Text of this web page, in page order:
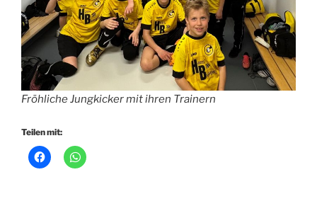
Fröhliche Jungkicker mit ihren Trainern
Teilen mit: